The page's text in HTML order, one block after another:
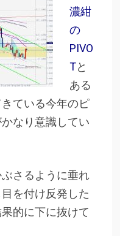
濃紺
の
PIVO
Tと
ある
ている今年のピ
なり意識してい
さるように垂れ
を付け反発した
的に下に抜けて